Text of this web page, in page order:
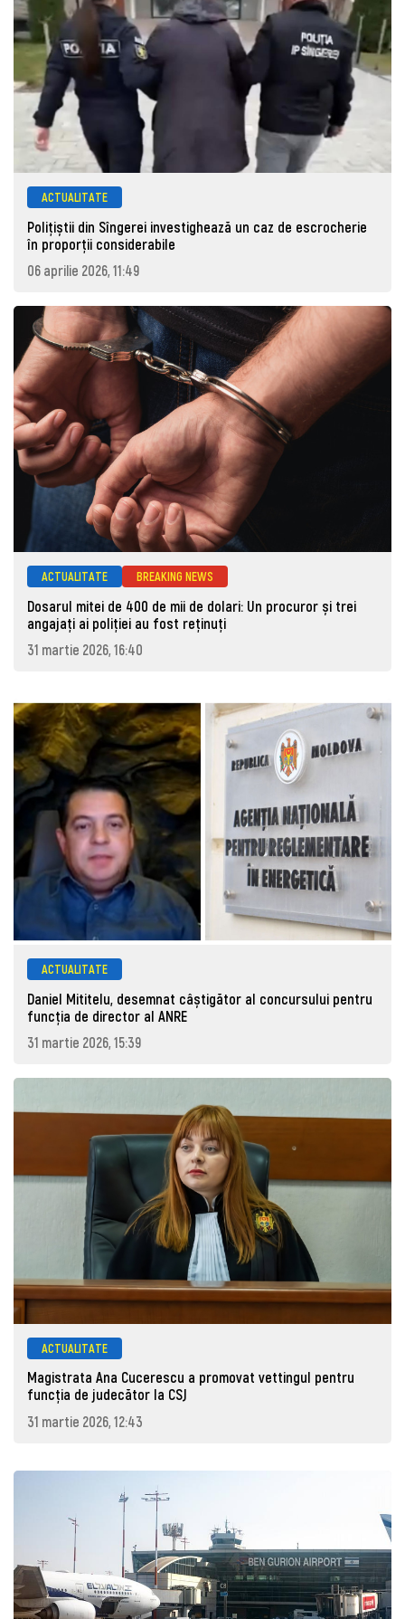
ACTUALITATE
Polițiștii din Sîngerei investighează un caz de escrocherie
în proporții considerabile
06 aprilie 2026, 11:49
ACTUALITATE BREAKING NEWS
Dosarul mitei de 400 de mii de dolari: Un procuror și trei
angajați ai poliției au fost reținuți
31 martie 2026, 16:40
ACTUALITATE
Daniel Mititelu, desemnat câștigător al concursului pentru
funcția de director al ANRE
31 martie 2026, 15:39
ACTUALITATE
Magistrata Ana Cucerescu a promovat vettingul pentru
funcția de judecător la CSJ
31 martie 2026, 12:43